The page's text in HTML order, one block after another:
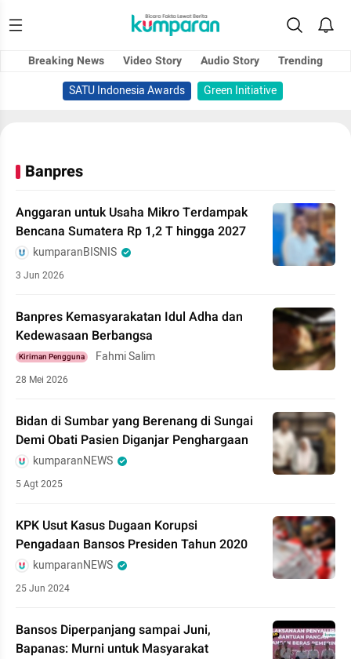
Breaking News Video Story Audio Story
Trending
SATU Indonesia Awards
Green Initiative
Banpres
Anggaran untuk Usaha Mikro Terdampak
Bencana Sumatera Rp 1,2 T hingga 2027
kumparanBISNIS
3 Jun 2026
Banpres Kemasyarakatan Idul Adha dan
Kedewasaan Berbangsa
Kiriman Pengguna Fahmi Salim
28 Mei 2026
Bidan di Sumbar yang Berenang di Sungai
Demi Obati Pasien Diganjar Penghargaan
kumparanNEWS
5 Agt 2025
KPK Usut Kasus Dugaan Korupsi
Pengadaan Bansos Presiden Tahun 2020
kumparanNEWS
25 Jun 2024
Bansos Diperpanjang sampai Juni,
Bapanas: Murni untuk Masyarakat